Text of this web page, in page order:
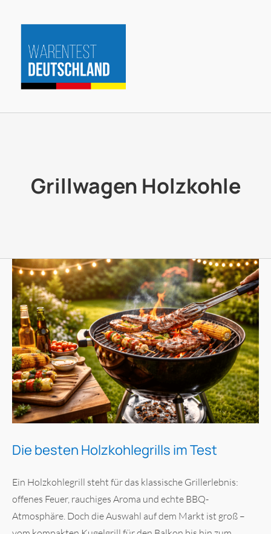
Inhalt
springen
Grillwagen Holzkohle
Die besten Holzkohlegrills im Test
Ein Holzkohlegrill steht für das klassische Grillerlebnis:
offenes Feuer, rauchiges Aroma und echte BBQ-
Atmosphäre. Doch die Auswahl auf dem Markt ist groß –